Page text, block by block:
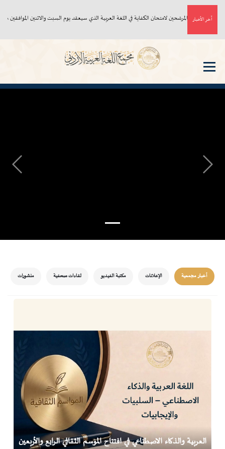
آخر الأخبارأسماء المرشحين لامتحان الكفاية في اللغة العربية الذي سيعقد يوم السبت والاثنين الموافقين ٨، ١٠/ ٨/ ٢٠٢٦م
Previous
Next
أخبار مجمعية الإعلانات مكتبة الفيديو لقاءات صحفية منشورات
العربية والذكاء الاصطناعي في افتتاح الموسم الثقافي الرابع والأربعين